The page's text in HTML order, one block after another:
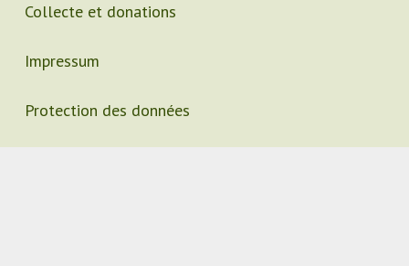
Collecte et donations
Impressum
Protection des données